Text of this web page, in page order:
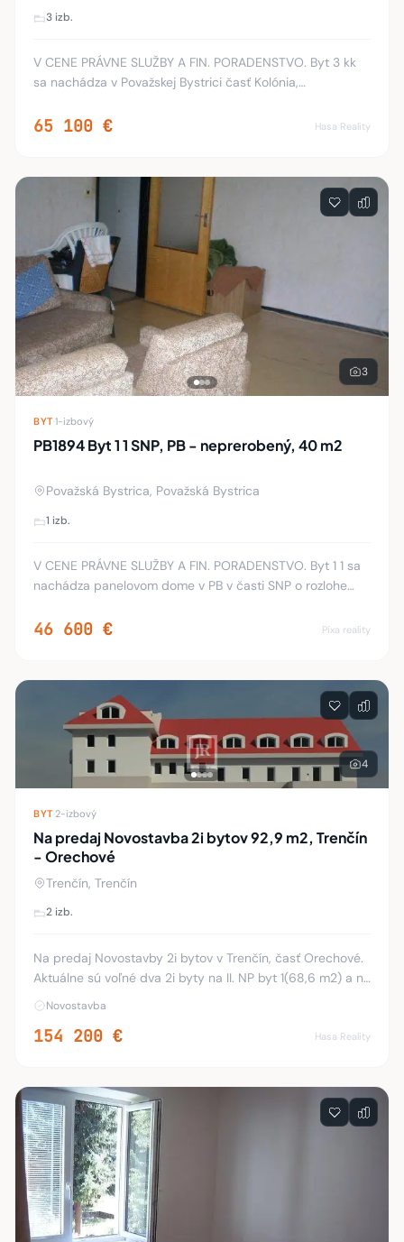
3 izb.
V CENE PRÁVNE SLUŽBY A FIN. PORADENSTVO. Byt 3 kk
sa nachádza v Považskej Bystrici časť Kolónia,
byt - prešiel rekonštrukciou - plastové okná, kuc
65 100 € Hasa Reality
3
BYT·1-izbový
PB1894 Byt 1 1 SNP, PB - neprerobený, 40 m2
Považská Bystrica, Považská Bystrica
1 izb.
V CENE PRÁVNE SLUŽBY A FIN. PORADENSTVO. Byt 1 1 sa
nachádza panelovom dome v PB v časti SNP o rozlohe
Byt je slnečný s pekným výhľadom a je v pô
46 600 € Pixa reality
4
BYT· 2-izbový
Na predaj Novostavba 2i bytov 92,9 m2, Trenčín
- Orechové
Trenčín, Trenčín
2 izb.
Na predaj Novostavby 2i bytov v Trenčín, časť Orechové.
Aktuálne sú voľné dva 2i byty na II. NP byt 1(68,6 m2) a na
III.NP byt 3 (92,9 m2); nachádzajú sa v novostavbe
Novostavba
154 200 € Hasa Reality